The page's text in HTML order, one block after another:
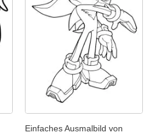
Einfaches Ausmalbild von